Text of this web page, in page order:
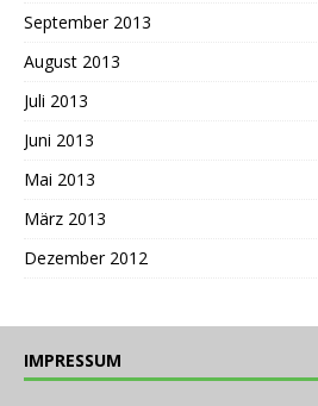
September 2013
August 2013
Juli 2013
Juni 2013
Mai 2013
März 2013
Dezember 2012
IMPRESSUM